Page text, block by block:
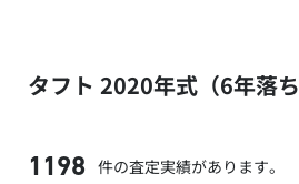
タフト 2020年式（6年落
1198 件の査定実績があります。